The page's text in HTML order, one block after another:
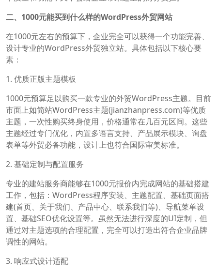
二、1000元能买到什么样的WordPress外贸网站
在1000元左右的预算下，企业完全可以获得一个功能完善、
设计专业的WordPress外贸独立站。具体包括以下核心要
素：
1. 优质正版主题模板
1000元预算足以购买一款专业的外贸WordPress主题。目前
市面上如简站WordPress主题(jianzhanpress.com)等优质
主题，一次性购买终身使用，价格通常在几百元区间。这些
主题经过专门优化，内置多语言支持、产品展示模块、询盘
表单等外贸必备功能，设计上也符合国际审美标准。
2. 基础定制与配置服务
专业的建站服务商能够在1000元报价内完成网站的基础搭建
工作，包括：WordPress程序安装、主题配置、基础页面搭
建(首页、关于我们、产品中心、联系我们等)、导航菜单设
置、基础SEO优化设置等。虽然无法进行深度的UI定制，但
通过对主题选项的合理配置，完全可以打造出符合企业品牌
调性的网站。
3. 响应式设计适配